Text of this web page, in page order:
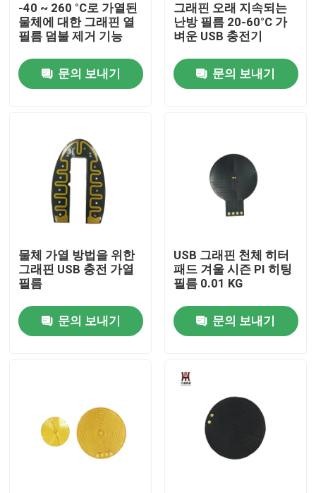
집
우리에 대하여
공장 여행
품질 관리
가요성 필름 히터
-40 ~ 260 °C로 가열된
물체에 대한 그래핀 열
필름 덤불 제거 기능
문의 보내기
그래핀 오래 지속되는
난방 필름 20-60°C 가
벼운 USB 충전기
문의 보내기
물체 가열 방법을 위한
그래핀 USB 충전 가열
필름
문의 보내기
USB 그래핀 천체 히터
패드 겨울 시즌 PI 히팅
필름 0.01 KG
문의 보내기